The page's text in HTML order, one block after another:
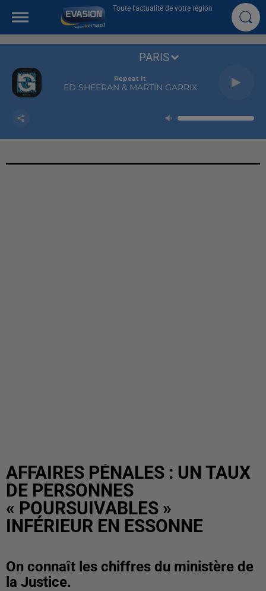
Toute l'actualité de votre région
Repeat It
ED SHEERAN & MARTIN GARRIX
PARIS
AFFAIRES PÉNALES : UN TAUX
DE PERSONNES
« POURSUIVABLES »
INFÉRIEUR EN ESSONNE
On connaît les chiffres du ministère de
la Justice.